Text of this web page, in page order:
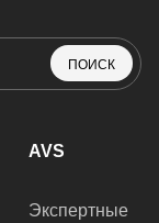
ПОИСК
AVS
Экспертные